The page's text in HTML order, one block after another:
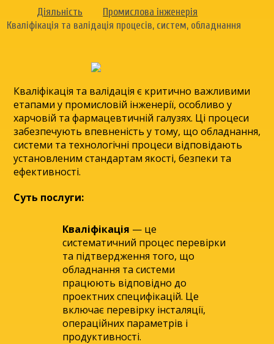
Діяльність Промислова інженерія
Кваліфікація та валідація процесів, систем, обладнання
Кваліфікація та валідація є критично важливими
етапами у промисловій інженерії, особливо у
харчовій та фармацевтичній галузях. Ці процеси
забезпечують впевненість у тому, що обладнання,
системи та технологічні процеси відповідають
установленим стандартам якості, безпеки та
ефективності.
Суть послуги:
Кваліфікація — це
систематичний процес перевірки
та підтвердження того, що
обладнання та системи
працюють відповідно до
проектних специфікацій. Це
включає перевірку інсталяції,
операційних параметрів і
продуктивності.